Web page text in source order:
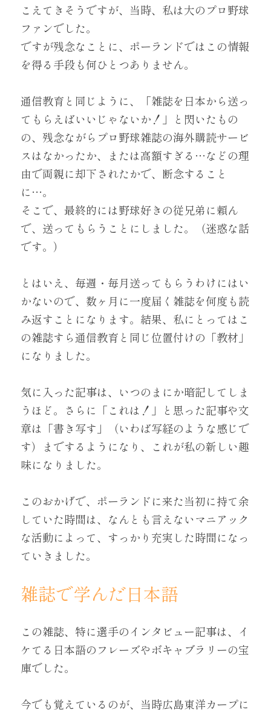
こえてきそうですが、当時、私は大のプロ野球
ファンでした。
ですが残念なことに、ポーランドではこの情報
を得る手段も何ひとつありません。
通信教育と同じように、「雑誌を日本から送っ
てもらえばいいじゃないか！」と閃いたもの
の、残念ながらプロ野球雑誌の海外購読サービ
スはなかったか、または高額すぎる…などの理
由で両親に却下されたかで、断念すること
に…。
そこで、最終的には野球好きの従兄弟に頼ん
で、送ってもらうことにしました。（迷惑な話
です。）
とはいえ、毎週・毎月送ってもらうわけにはい
かないので、数ヶ月に一度届く雑誌を何度も読
み返すことになります。結果、私にとってはこ
の雑誌すら通信教育と同じ位置付けの「教材」
になりました。
気に入った記事は、いつのまにか暗記してしま
うほど。さらに「これは！」と思った記事や文
章は「書き写す」（いわば写経のような感じで
す）までするようになり、これが私の新しい趣
味になりました。
このおかげで、ポーランドに来た当初に持て余
していた時間は、なんとも言えないマニアック
な活動によって、すっかり充実した時間になっ
ていきました。
雑誌で学んだ日本語
この雑誌、特に選手のインタビュー記事は、イ
ケてる日本語のフレーズやボキャブラリーの宝
庫でした。
今でも覚えているのが、当時広島東洋カープに